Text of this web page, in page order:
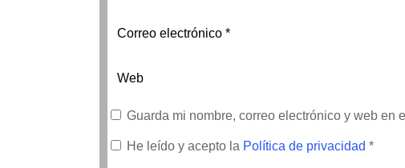
Guarda mi nombre, correo electrónico y web en
He leído y acepto la Política de privacidad*